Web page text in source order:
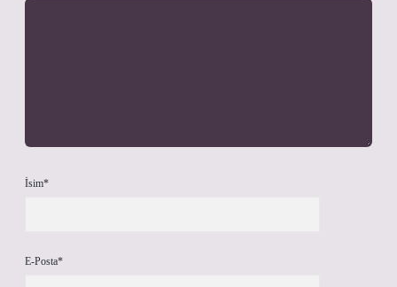
İsim*
E-Posta*